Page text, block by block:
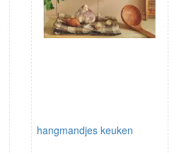
hangmandjes keuken